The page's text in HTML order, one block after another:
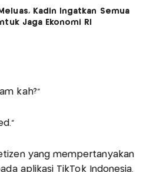
Kadin Ingatkan Semua
Jaga Ekonomi RI
kah?”
yang mempertanyakan
aplikasi TikTok Indonesia.